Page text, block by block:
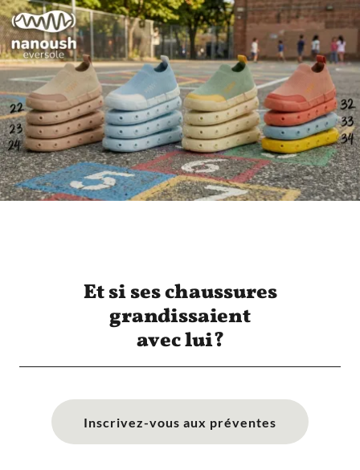
Et si ses chaussures
grandissaient
avec lui?
Inscrivez-vous aux préventes